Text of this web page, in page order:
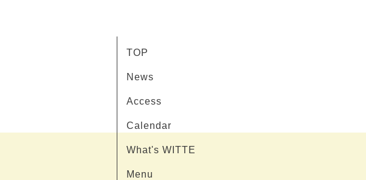
TOP
News
Access
Calendar
What's WITTE
Menu